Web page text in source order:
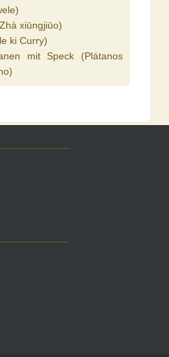
xiūngjiūo)
ki Curry)
mit Speck (Plátanos